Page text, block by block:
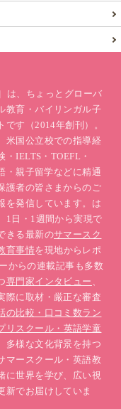
は、ちょっとグローバ
教育・バイリンガル子
す（2014年創刊）。
米国公立校での指導経
IELTS・TOEFL・
・親子留学などに精通
護者の皆さまからのご
を発信しています。は
1日・1週間から実現で
きる最新のサマースク
育事情を現地からレポ
からの連載記事も多数
専門家インタビュー 、
際に取材・厳正な審査
の比較・口コミ数ラン
リスクール・英語学童
様な文化背景を持つ
マースクール・英語教
に世界を学び、広い視
新でお届けしていま